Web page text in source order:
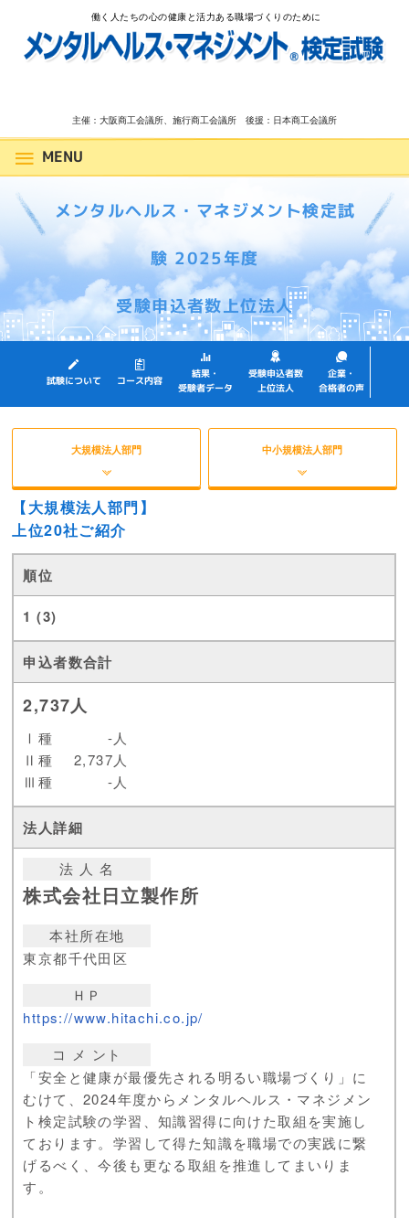
働く人たちの心の健康と活力ある職場づくりのために
主催：大阪商工会議所、施行商工会議所 後援：日本商工会議所
MENU
メンタルヘルス・マネジメント検定試
験 2025年度
受験申込者数上位法人
試験について コース内容
結果・
受験者データ
受験申込者数
上位法人
企業・
合格者の声
大規模法人部門 中小規模法人部門
【大規模法人部門】
上位20社ご紹介
1 (3)
2,737人
Ⅰ種
-人
Ⅱ種
2,737人
Ⅲ種
-人
法 人 名
株式会社日立製作所
本社所在地
東京都千代田区
ＨＰ
https://www.hitachi.co.jp/
コ メ ント
「安全と健康が最優先される明るい職場づくり」に
むけて、2024年度からメンタルヘルス・マネジメン
ト検定試験の学習、知識習得に向けた取組を実施し
ております。学習して得た知識を職場での実践に繋
げるべく、今後も更なる取組を推進してまいりま
す。